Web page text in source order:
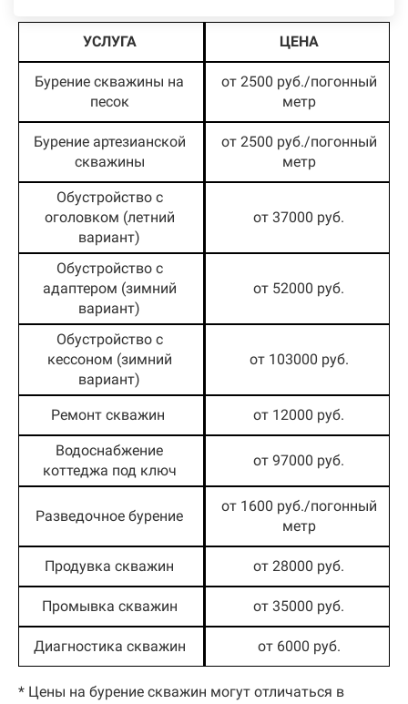
УСЛУГА ЦЕНА
Бурение скважины на
песок
от 2500 руб./погонный
метр
Бурение артезианской
скважины
от 2500 руб./погонный
метр
Обустройство с
оголовком (летний
вариант)
от 37000 руб.
Обустройство с
адаптером (зимний
вариант)
от 52000 руб.
Обустройство с
кессоном (зимний
вариант)
от 103000 руб.
Ремонт скважин от 12000 руб.
Водоснабжение
коттеджа под ключ
от 97000 руб.
Разведочное бурение
от 1600 руб./погонный
метр
Продувка скважин от 28000 руб.
Промывка скважин от 35000 руб.
Диагностика скважин от 6000 руб.
* Цены на бурение скважин могут отличаться в